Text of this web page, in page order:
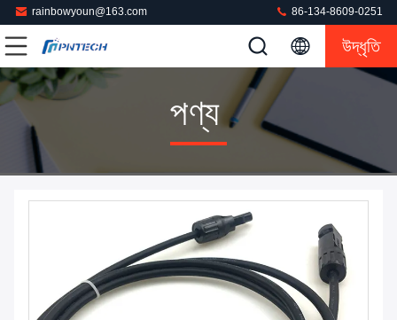
rainbowyoun@163.com 86-134-8609-0251
উদ্ধৃতি
পণ্য